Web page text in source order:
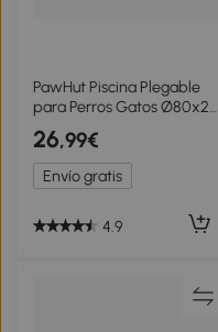
PawHut Piscina Plegable
para Perros Gatos Ø80x20
cm Bañera Portátil para
Mascotas PVC
Antideslizante Múltiples
Usos Color Azul
26,99€
Envío gratis
4.9